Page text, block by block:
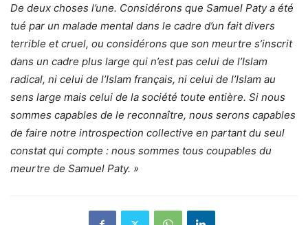
De deux choses l’une. Considérons que Samuel Paty a été
tué par un malade mental dans le cadre d’un fait divers
terrible et cruel, ou considérons que son meurtre s’inscrit
dans un cadre plus large qui n’est pas celui de l’Islam
radical, ni celui de l’Islam français, ni celui de l’Islam au
sens large mais celui de la société toute entière. Si nous
sommes capables de le reconnaître, nous serons capables
de faire notre introspection collective en partant du seul
constat qui compte : nous sommes tous coupables du
meurtre de Samuel Paty. »